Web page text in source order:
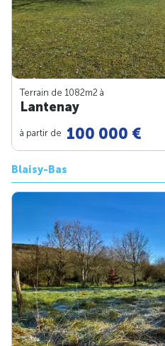
Terrain de 1082m2 à
Lantenay
à partir de 100 000 €
Blaisy-Bas